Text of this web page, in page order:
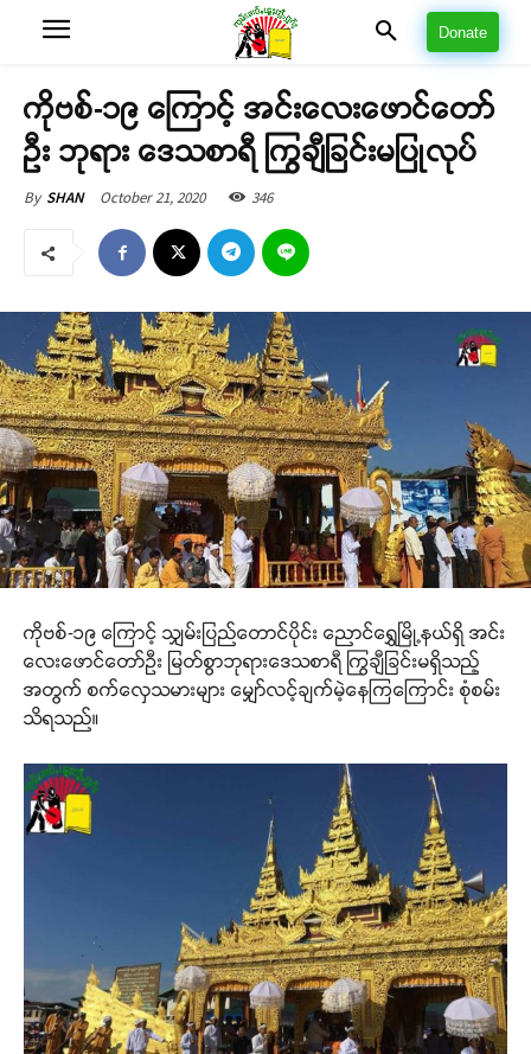
Donate
ကိုဗစ်-၁၉ ကြောင့် အင်းလေးဖောင်တော်
ဦး ဘုရား ဒေသစာရီ ကြွချီခြင်းမပြုလုပ်
By SHAN October 21, 2020 346
ကိုဗစ်-၁၉ ကြောင့် သျှမ်းပြည်တောင်ပိုင်း ညောင်ရွှေမြို့နယ်ရှိ အင်း
လေးဖောင်တော်ဦး မြတ်စွာဘုရားဒေသစာရီ ကြွချီခြင်းမရှိသည့်
အတွက် စက်လှေသမားများ မျှော်လင့်ချက်မဲ့နေကြကြောင်း စုံစမ်း
သိရသည်။